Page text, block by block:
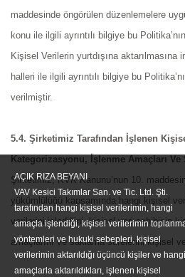
maddesinde öngörülen düzenlemelere
konu ile ilgili ayrıntılı bilgiye bu
Kişisel Verilerin yurtdışına
halleri ile ilgili ayrıntılı bilgiye bu
verilmiştir.
5.4. Şirketimiz Tarafından İşlenen
Kategorizasyonu, İşlenme Amaçları
Şirketimiz, KVK Kanunu’nun 10.
yükümlülüğü kapsamında hangi kişisel
verilerini işlediğini, kişisel veri sahibinin
amaçlarını ve saklama sürelerini kişisel
AÇIK RIZA BEYANI
VAV Kesici Takımlar San. ve Tic. Ltd. Şti.
tarafından hangi kişisel verilerimin, hangi
amaçla işlendiği, kişisel verilerimin
yöntemleri ve hukuki sebepleri, kişisel
verilerimin aktarıldığı üçüncü kişiler ve hangi
amaçlarla aktarıldıkları, işlenen kişisel